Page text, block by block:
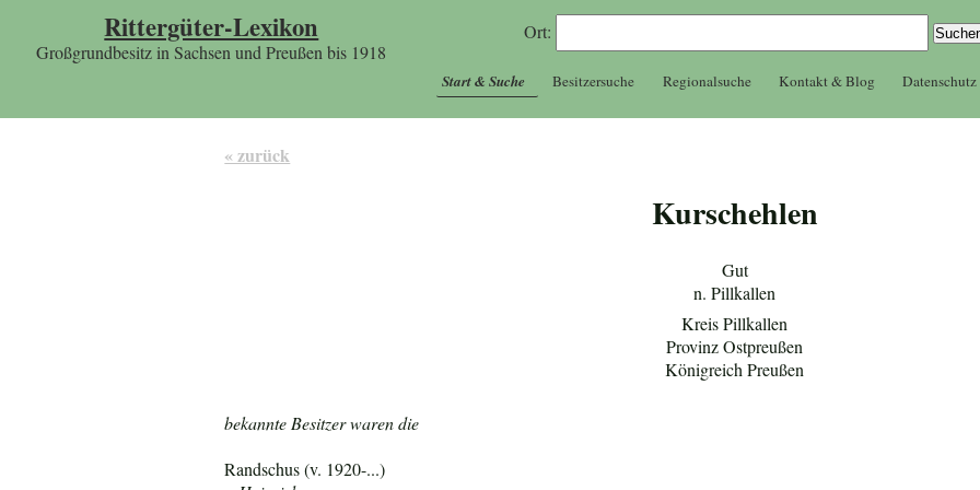
Rittergüter-Lexikon
Großgrundbesitz in Sachsen und Preußen bis 1918
Ort:
Start & Suche Besitzersuche Regionalsuche Kontakt & Blog Datenschutz
« zurück
Kurschehlen
Gut
n. Pillkallen
Kreis Pillkallen
Provinz Ostpreußen
Königreich Preußen
bekannte Besitzer waren die
Randschus (v. 1920-...)